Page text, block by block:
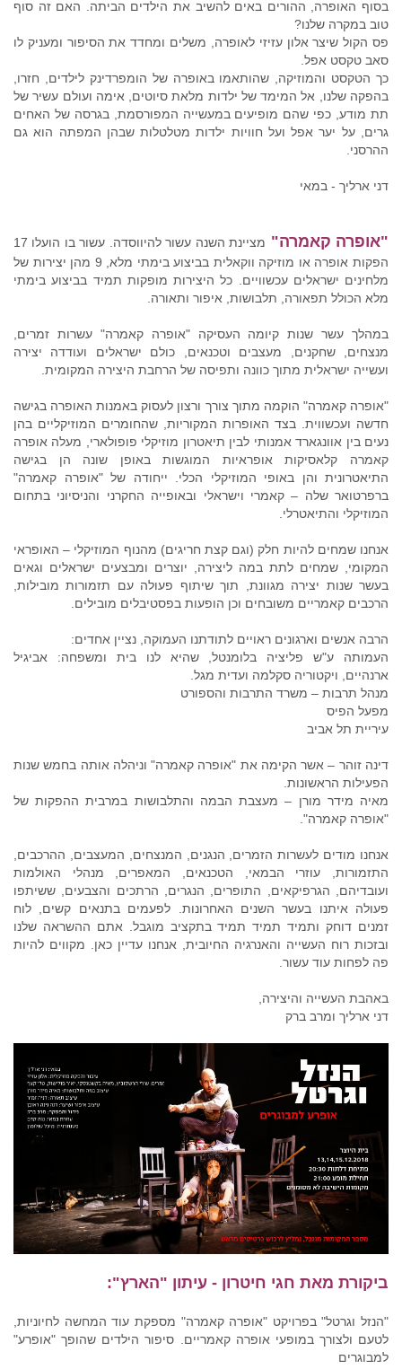
בסוף האופרה, ההורים באים להשיב את הילדים הביתה. האם זה סוף
טוב במקרה שלנו?
פס הקול שיצר אלון עזיזי לאופרה, משלים ומחדד את הסיפור ומעניק לו
סאב טקסט אפל.
כך הטקסט והמוזיקה, שהותאמו באופרה של הומפרדינק לילדים, חזרו,
בהפקה שלנו, אל המימד של ילדות מלאת סיוטים, אימה ועולם עשיר של
תת מודע, כפי שהם מופיעים במעשייה המפורסמת, בגרסה של האחים
גרים, על יער אפל ועל חוויות ילדות מטלטלות שבהן המפתה הוא גם
ההרסני.
דני ארליך - במאי
"אופרה קאמרה"
מציינת השנה עשור להיווסדה. עשור בו הועלו 17
הפקות אופרה או מוזיקה ווקאלית בביצוע בימתי מלא, 9 מהן יצירות של
מלחינים ישראלים עכשוויים. כל היצירות מופקות תמיד בביצוע בימתי
מלא הכולל תפאורה, תלבושות, איפור ותאורה.
במהלך עשר שנות קיומה העסיקה "אופרה קאמרה" עשרות זמרים,
מנצחים, שחקנים, מעצבים וטכנאים, כולם ישראלים ועודדה יצירה
ועשייה ישראלית מתוך כוונה ותפיסה של הרחבת היצירה המקומית.
"אופרה קאמרה" הוקמה מתוך צורך ורצון לעסוק באמנות האופרה בגישה
חדשה ועכשווית. בצד האופרות המקוריות, שהחומרים המוזיקליים בהן
נעים בין אוונגארד אמנותי לבין תיאטרון מוזיקלי פופולארי, מעלה אופרה
קאמרה קלאסיקות אופראיות המוגשות באופן שונה הן בגישה
התיאטרונית והן באופי המוזיקלי הכלי. ייחודה של "אופרה קאמרה"
ברפרטואר שלה – קאמרי וישראלי ובאופייה החקרני והניסיוני בתחום
המוזיקלי והתיאטרלי.
אנחנו שמחים להיות חלק (וגם קצת חריגים) מהנוף המוזיקלי – האופראי
המקומי, שמחים לתת במה ליצירה, יוצרים ומבצעים ישראלים וגאים
בעשר שנות יצירה מגוונת, תוך שיתוף פעולה עם תזמורות מובילות,
הרכבים קאמריים משובחים וכן הופעות בפסטיבלים מובילים.
הרבה אנשים וארגונים ראויים לתודתנו העמוקה, נציין אחדים:
העמותה ע"ש פליציה בלומנטל, שהיא לנו בית ומשפחה: אביגיל
ארנהיים, ויקטוריה סקלמה ועדית מגל.
מנהל תרבות – משרד התרבות והספורט
מפעל הפיס
עיריית תל אביב
דינה זוהר – אשר הקימה את "אופרה קאמרה" וניהלה אותה בחמש שנות
הפעילות הראשונות.
מאיה מידר מורן – מעצבת הבמה והתלבושות במרבית ההפקות של
"אופרה קאמרה".
אנחנו מודים לעשרות הזמרים, הנגנים, המנצחים, המעצבים, ההרכבים,
התזמורות, עוזרי הבמאי, הטכנאים, המאפרים, מנהלי האולמות
ועובדיהם, הגרפיקאים, התופרים, הנגרים, הרתכים והצבעים, ששיתפו
פעולה איתנו בעשר השנים האחרונות. לפעמים בתנאים קשים, לוח
זמנים דוחק ותמיד תמיד תמיד בתקציב מוגבל. אתם ההשראה שלנו
ובזכות רוח העשייה והאנרגיה החיובית, אנחנו עדיין כאן. מקווים להיות
פה לפחות עוד עשור.
באהבת העשייה והיצירה,
דני ארליך ומרב ברק
ביקורת מאת חגי חיטרון - עיתון "הארץ":
"הנזל וגרטל" בפרויקט "אופרה קאמרה" מספקת עוד המחשה לחיוניות,
לטעם ולצורך במופעי אופרה קאמריים. סיפור הילדים שהופך "אופרע"
למבוגרים